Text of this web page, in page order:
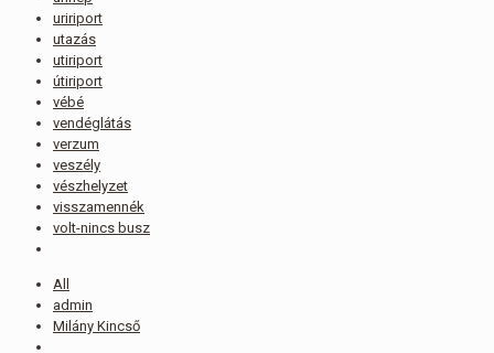
uririport
utazás
utiriport
útiriport
vébé
vendéglátás
verzum
veszély
vészhelyzet
visszamennék
volt-nincs busz
All
admin
Milány Kincső